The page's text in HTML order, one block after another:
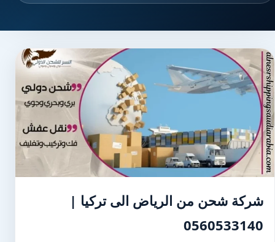
شركة شحن من الرياض الى تركيا |
0560533140